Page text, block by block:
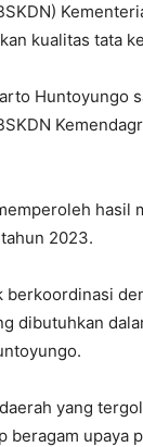
kualitas tata
Huntoyungo
hasil
2023.
dibutuhkan
yang
beragam upaya